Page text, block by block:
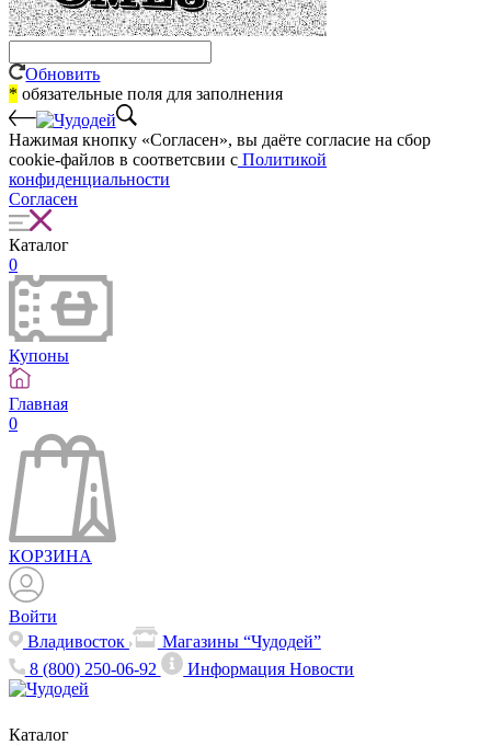
Обновить
* обязательные поля для заполнения
Нажимая кнопку «Согласен», вы даёте cогласие на сбор
cookie-файлов в соответсвии с Политикой
конфиденциальности
Согласен
Каталог
0
Купоны
Главная
0
КОРЗИНА
Войти
Владивосток
Магазины “Чудодей”
8 (800) 250-06-92
ИнформацияНовости
Каталог